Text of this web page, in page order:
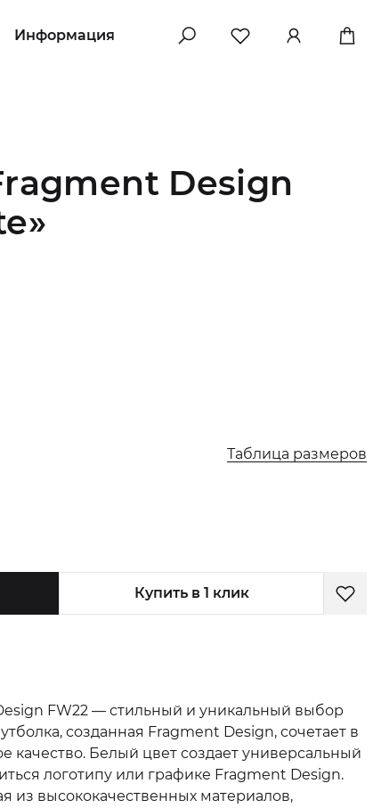
Информация
Design
Таблица размеров
Купить в 1 клик
FW22 — стильный и уникальный выбор
созданная Fragment Design, сочетает в
качество. Белый цвет создает универсальный
логотипу или графике Fragment Design.
из высококачественных материалов,